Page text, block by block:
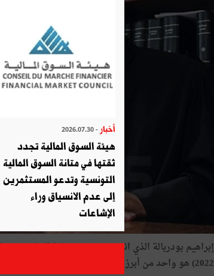
الأستاذ إبراهيم بودربالة الذي
أخبار - 2026.07.30
هيئة السوق المالية تجدد
ثقتها في متانة السوق المالية
التونسية وتدعو المستثمرين
إلى عدم الانسياق وراء
الإشاعات